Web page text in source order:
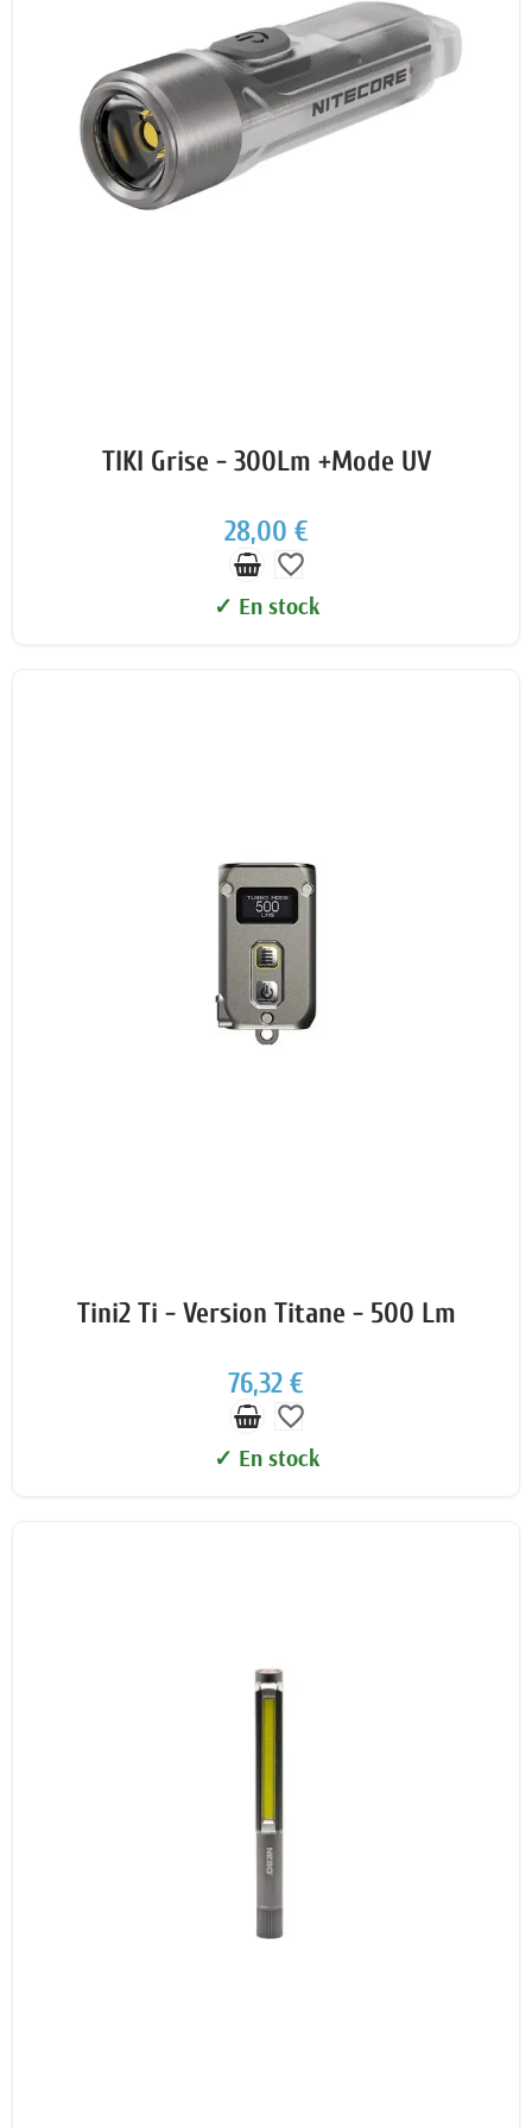
TIKI Grise - 300Lm +Mode UV
28,00 €
favorite_border
✓ En stock
Tini2 Ti - Version Titane - 500 Lm
76,32 €
favorite_border
✓ En stock